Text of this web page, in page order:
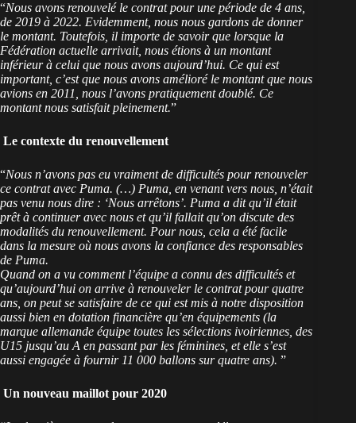
“Nous avons renouvelé le contrat pour une période de 4 ans,
de 2019 à 2022. Evidemment, nous nous gardons de donner
le montant. Toutefois, il importe de savoir que lorsque la
Fédération actuelle arrivait, nous étions à un montant
inférieur à celui que nous avons aujourd’hui. Ce qui est
important, c’est que nous avons amélioré le montant que nous
avions en 2011, nous l’avons pratiquement doublé. Ce
montant nous satisfait pleinement.”
Le contexte du renouvellement
“Nous n’avons pas eu vraiment de difficultés pour renouveler
ce contrat avec Puma. (…) Puma, en venant vers nous, n’était
pas venu nous dire : ‘Nous arrêtons’. Puma a dit qu’il était
prêt à continuer avec nous et qu’il fallait qu’on discute des
modalités du renouvellement. Pour nous, cela a été facile
dans la mesure où nous avons la confiance des responsables
de Puma.
Quand on a vu comment l’équipe a connu des difficultés et
qu’aujourd’hui on arrive à renouveler le contrat pour quatre
ans, on peut se satisfaire de ce qui est mis à notre disposition
aussi bien en dotation financière qu’en équipements (la
marque allemande équipe toutes les sélections ivoiriennes, des
U15 jusqu’au A en passant par les féminines, et elle s’est
aussi engagée à fournir 11 000 ballons sur quatre ans). ”
Un nouveau maillot pour 2020